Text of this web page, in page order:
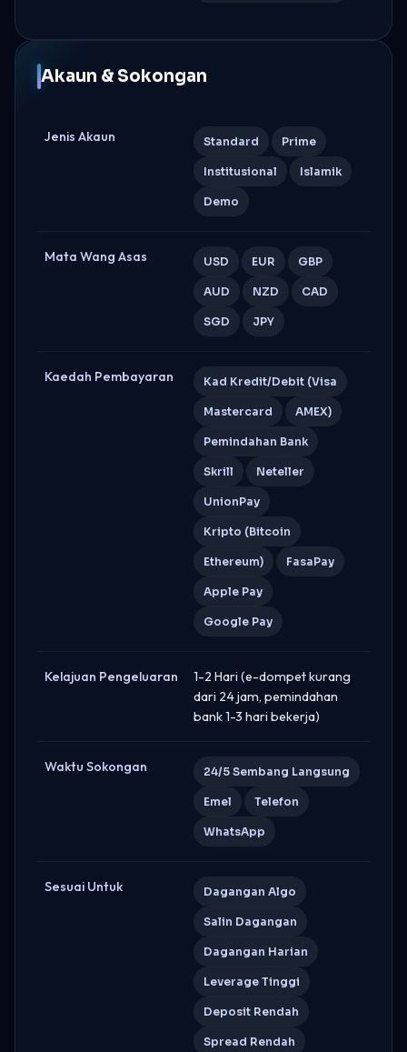
Akaun & Sokongan
Jenis Akaun Standard Prime
Institusional Islamik
Demo
Mata Wang Asas USD EUR GBP
AUD NZD CAD
SGD JPY
Kaedah Pembayaran Kad Kredit/Debit (Visa
Mastercard AMEX)
Pemindahan Bank
Skrill Neteller
UnionPay
Kripto (Bitcoin
Ethereum) FasaPay
Apple Pay
Google Pay
Kelajuan Pengeluaran
1-2 Hari (e-dompet kurang
dari 24 jam, pemindahan
bank 1-3 hari bekerja)
Waktu Sokongan 24/5 Sembang Langsung
Emel Telefon
WhatsApp
Sesuai Untuk Dagangan Algo
Salin Dagangan
Dagangan Harian
Leverage Tinggi
Deposit Rendah
Spread Rendah